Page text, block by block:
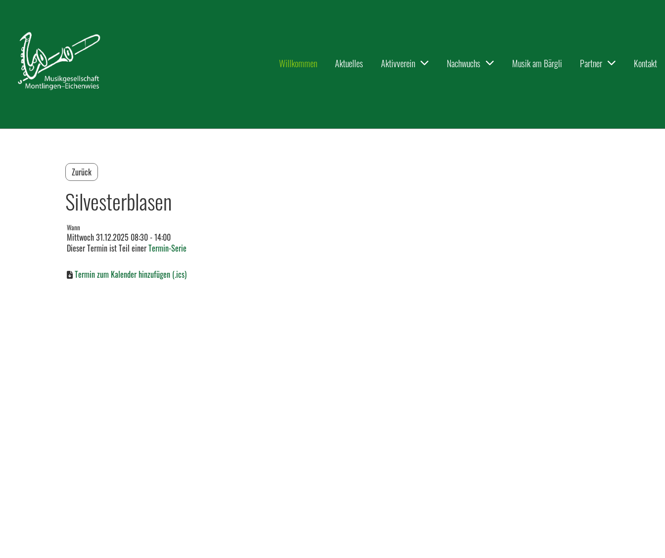
Willkommen Aktuelles Aktivverein Nachwuchs Musik am Bärgli Partner Kontakt
Zurück
Silvesterblasen
Wann
Mittwoch 31.12.2025 08:30 - 14:00
Dieser Termin ist Teil einerTermin-Serie
Termin zum Kalender hinzufügen (.ics)